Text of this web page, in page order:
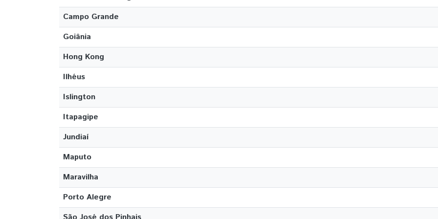
Campo Grande
Goiânia
Hong Kong
Ilhéus
Islington
Itapagipe
Jundiaí
Maputo
Maravilha
Porto Alegre